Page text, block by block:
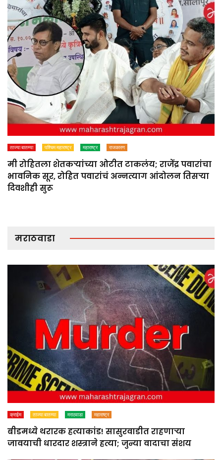
ताज्या बातम्या पश्चिम महाराष्ट्र महाराष्ट्र राजकारण
मी रोहितला शेतकऱ्यांच्या ओटीत टाकलंय; राजेंद्र पवारांचा
भावनिक सूर, रोहित पवारांचं अन्नत्याग आंदोलन तिसऱ्या
दिवशीही सुरू
मराठवाडा
क्राईम ताज्या बातम्या मराठवाडा महाराष्ट्र
बीडमध्ये थरारक हत्याकांड! सासुरवाडीत राहणाऱ्या
जावयाची धारदार शस्त्राने हत्या; जुन्या वादाचा संशय